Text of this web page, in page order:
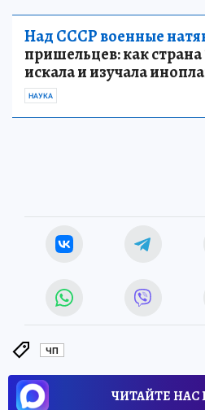
Над СССР военные
пришельцев: как страна
искала и изучала
НАУКА
ЧП
ЧИТАЙТЕ НАС